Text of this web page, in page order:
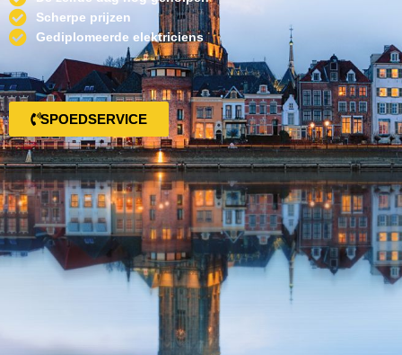
Scherpe prijzen
Gediplomeerde elektriciens
SPOEDSERVICE